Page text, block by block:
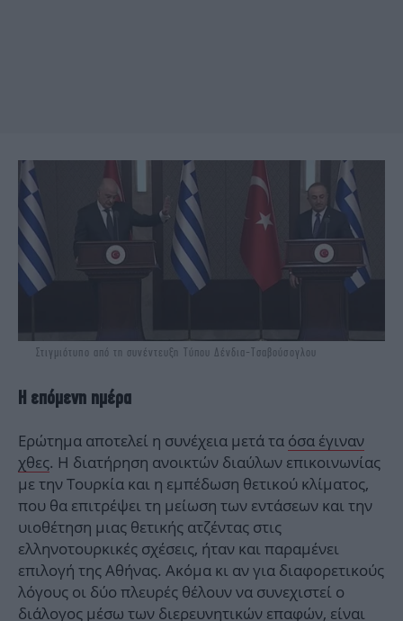
Στιγμιότυπο από τη συνέντευξη Τύπου Δένδια-Τσαβούσογλου
Η επόμενη ημέρα
Ερώτημα αποτελεί η συνέχεια μετά τα όσα έγιναν
χθες. Η διατήρηση ανοικτών διαύλων επικοινωνίας
με την Τουρκία και η εμπέδωση θετικού κλίματος,
που θα επιτρέψει τη μείωση των εντάσεων και την
υιοθέτηση μιας θετικής ατζέντας στις
ελληνοτουρκικές σχέσεις, ήταν και παραμένει
επιλογή της Αθήνας. Ακόμα κι αν για διαφορετικούς
λόγους οι δύο πλευρές θέλουν να συνεχιστεί ο
διάλογος μέσω των διερευνητικών επαφών, είναι